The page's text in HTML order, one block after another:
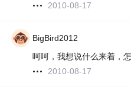
2010-08-17
BigBird2012
呵呵，我想说什么来着，
2010-08-17